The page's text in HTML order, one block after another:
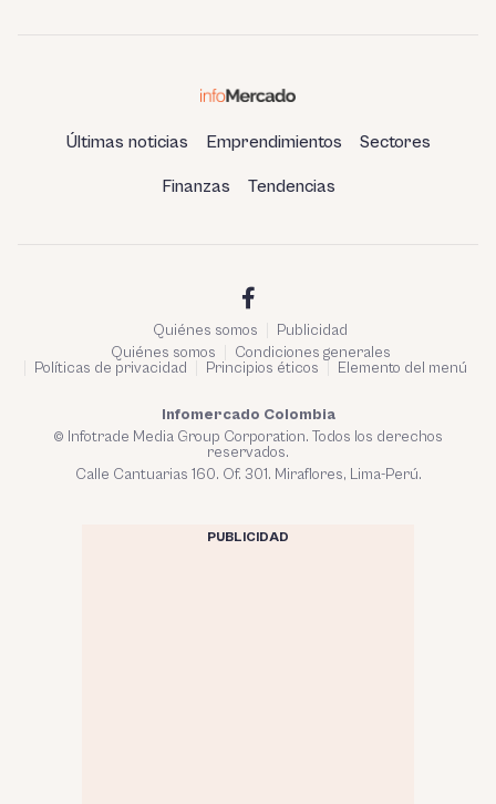
Últimas noticias Emprendimientos Sectores
Finanzas Tendencias
Quiénes somos
Publicidad
Quiénes somos
Condiciones generales
Políticas de privacidad
Principios éticos Elemento del menú
Infomercado Colombia
© Infotrade Media Group Corporation. Todos los derechos
reservados.
Calle Cantuarias 160. Of. 301. Miraflores, Lima-Perú.
PUBLICIDAD